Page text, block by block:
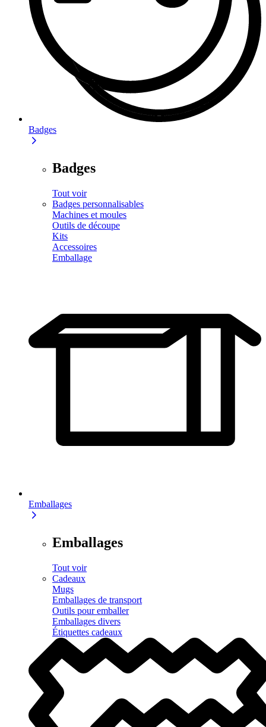
Badges
Badges
Tout voir
Badges personnalisables
Machines et moules
Outils de découpe
Kits
Accessoires
Emballage
Emballages
Emballages
Tout voir
Cadeaux
Mugs
Emballages de transport
Outils pour emballer
Emballages divers
Étiquettes cadeaux